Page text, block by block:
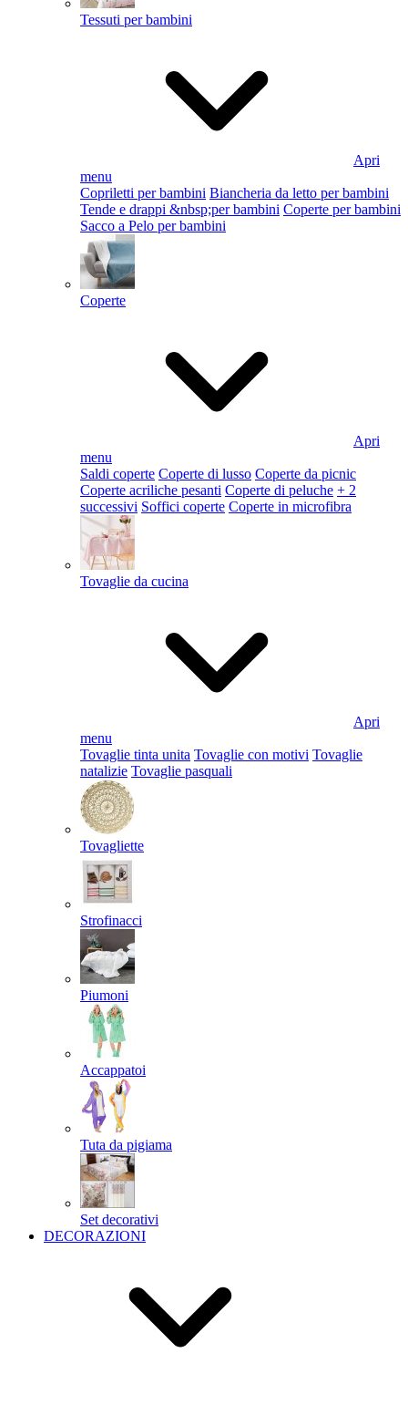
Tessuti per bambini
Apri
menu
Copriletti per bambini Biancheria da letto per bambini
Tende e drappi &nbsp;per bambini Coperte per bambini
Sacco a Pelo per bambini
Coperte
Apri
menu
Saldi coperte Coperte di lusso Coperte da picnic
Coperte acriliche pesanti Coperte di peluche + 2
successivi Soffici coperte Coperte in microfibra
Tovaglie da cucina
Apri
menu
Tovaglie tinta unita Tovaglie con motivi Tovaglie
natalizie Tovaglie pasquali
Tovagliette
Strofinacci
Piumoni
Accappatoi
Tuta da pigiama
Set decorativi
DECORAZIONI